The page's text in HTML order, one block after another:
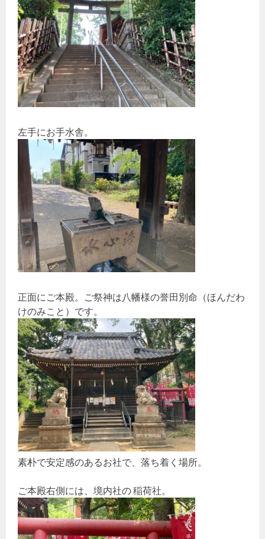
左手にお手水舎。
正面にご本殿。ご祭神は八幡様の誉田別命（ほんだわ
けのみこと）です。
素朴で安定感のあるお社で、落ち着く場所。
ご本殿右側には、境内社の 稲荷社。